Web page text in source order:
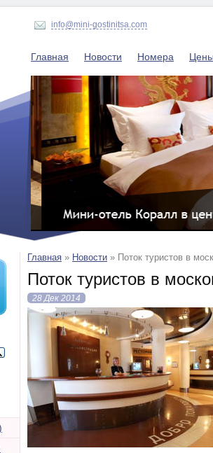
info@mini-gostinitsa.com
Главная Новости Номера Цены
Главная » Новости » Поток туристов в
Поток туристов в
28 Дек 2014